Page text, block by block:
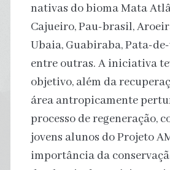
nativas do bioma Mata
Cajueiro, Pau-brasil,
Ubaia, Guabiraba, Pata-
entre outras. A iniciativa
objetivo, além da
área antropicamente
processo de regeneração,
jovens alunos do Projeto
importância da